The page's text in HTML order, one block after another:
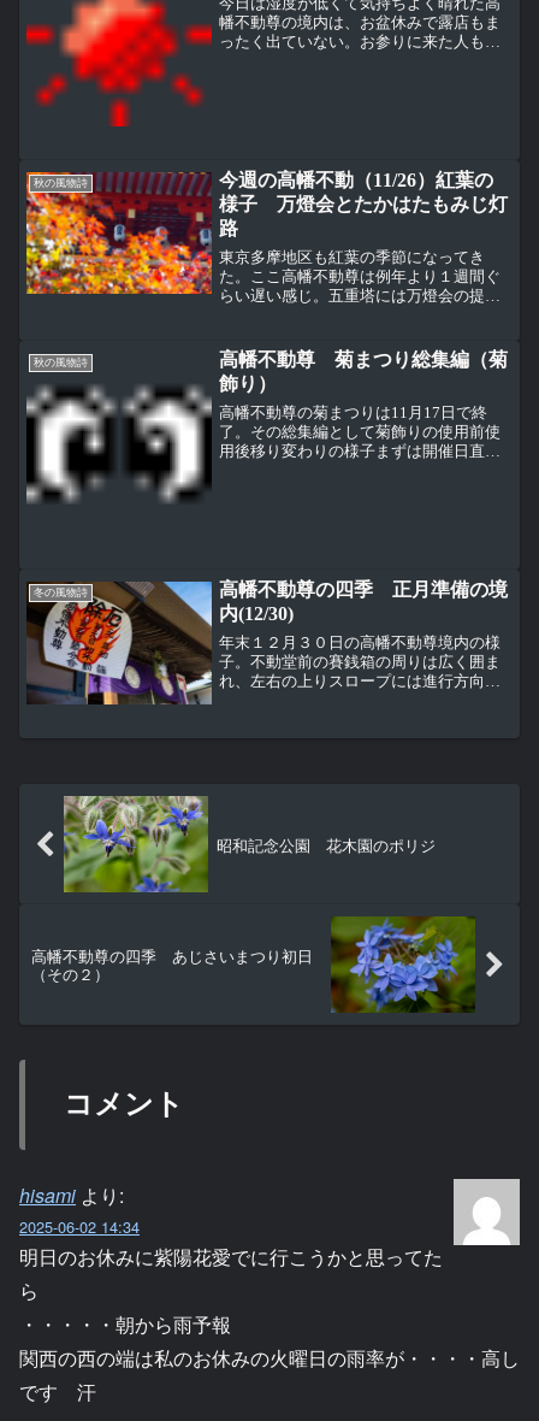
幡不動尊の境内は、お盆休みで露店もま
ったく出ていない。お参りに来た人もパ
秋の風物詩
今週の高幡不動（11/26）紅葉の
様子 万燈会とたかはたもみじ灯
路
東京多摩地区も紅葉の季節になってき
た。ここ高幡不動尊は例年より１週間ぐ
らい遅い感じ。五重塔には万燈会の提
大師堂周辺のモミジはもう真っ赤に色づ
いているが、それ以外の場所は...
秋の風物詩
高幡不動尊 菊まつり総集編（菊
飾り）
高幡不動尊の菊まつりは11月17日で終
了。その総集編として菊飾りの使用前使
用後移り変わりの様子まずは開催日直前
冬の風物詩
高幡不動尊の四季 正月準備の境
内(12/30)
年末１２月３０日の高幡不動尊境内の様
子。不動堂前の賽銭箱の周りは広く囲ま
れ、左右の上りスロープには進行方向を
中。奥の大日堂もお正月仕様になってい
昭和記念公園 花木園のポリジ
高幡不動尊の四季 あじさいまつり初日
（その２）
コメント
hisami より:
2025-06-02 14:34
明日のお休みに紫陽花愛でに行こうかと思ってた
ら
・・・・・朝から雨予報
関西の西の端は私のお休みの火曜日の雨率が・・・・高し
です 汗